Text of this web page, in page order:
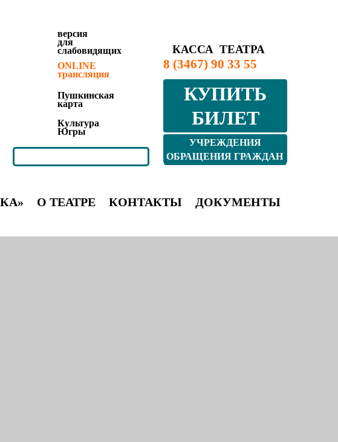
версия
для
слабовидящих
ONLINE
трансляция
Пушкинская
карта
Культура
Югры
КАССА ТЕАТРА
8 (3467) 90 33 55
КУПИТЬ
БИЛЕТ
УЧРЕЖДЕНИЯ
КУЛЬТУРЫ ЮГРЫ
ОБРАЩЕНИЯ ГРАЖДАН
О ТЕАТРЕ КОНТАКТЫ ДОКУМЕНТЫ